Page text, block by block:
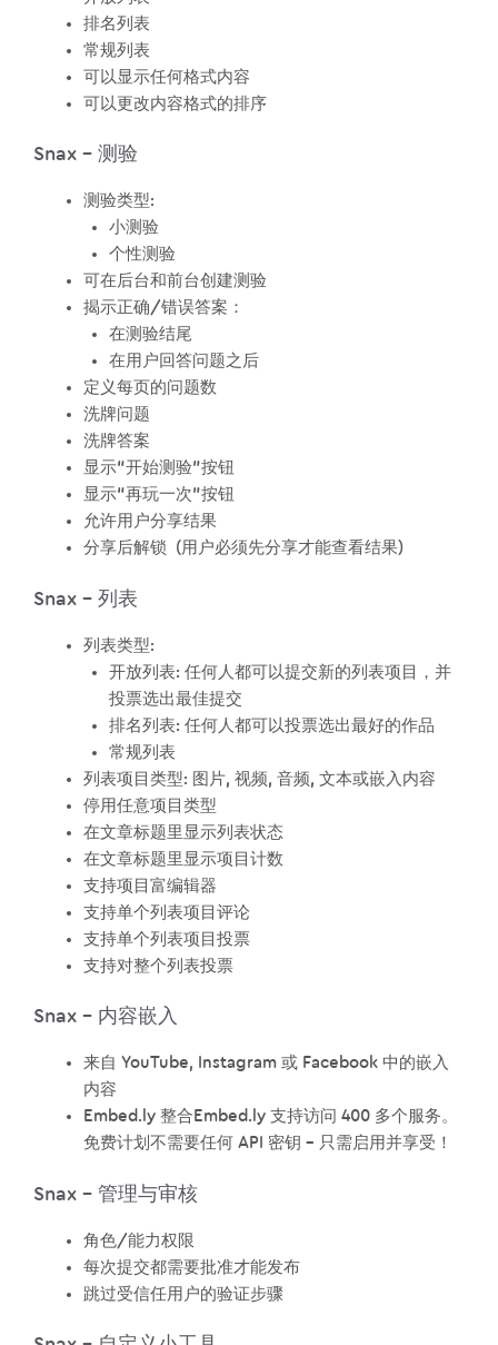
排名列表
常规列表
可以显示任何格式内容
可以更改内容格式的排序
Snax – 测验
测验类型:
小测验
个性测验
可在后台和前台创建测验
揭示正确/错误答案：
在测验结尾
在用户回答问题之后
定义每页的问题数
洗牌问题
洗牌答案
显示“开始测验”按钮
显示“再玩一次”按钮
允许用户分享结果
分享后解锁 (用户必须先分享才能查看结果)
Snax – 列表
列表类型:
开放列表: 任何人都可以提交新的列表项目，并
投票选出最佳提交
排名列表: 任何人都可以投票选出最好的作品
常规列表
列表项目类型: 图片, 视频, 音频, 文本或嵌入内容
停用任意项目类型
在文章标题里显示列表状态
在文章标题里显示项目计数
支持项目富编辑器
支持单个列表项目评论
支持单个列表项目投票
支持对整个列表投票
Snax – 内容嵌入
来自 YouTube, Instagram 或 Facebook 中的嵌入
内容
Embed.ly 整合Embed.ly 支持访问 400 多个服务。
免费计划不需要任何 API 密钥 – 只需启用并享受！
Snax – 管理与审核
角色/能力权限
每次提交都需要批准才能发布
跳过受信任用户的验证步骤